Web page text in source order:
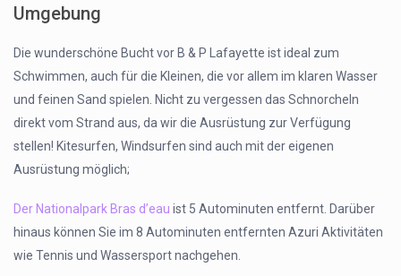
Umgebung
Die wunderschöne Bucht vor B & P Lafayette ist ideal zum
Schwimmen, auch für die Kleinen, die vor allem im klaren Wasser
und feinen Sand spielen. Nicht zu vergessen das Schnorcheln
direkt vom Strand aus, da wir die Ausrüstung zur Verfügung
stellen! Kitesurfen, Windsurfen sind auch mit der eigenen
Ausrüstung möglich;
Der Nationalpark Bras d’eau ist 5 Autominuten entfernt. Darüber
hinaus können Sie im 8 Autominuten entfernten Azuri Aktivitäten
wie Tennis und Wassersport nachgehen.